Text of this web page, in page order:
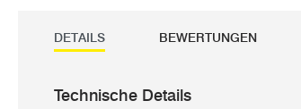
DETAILS BEWERTUNGEN
Technische Details